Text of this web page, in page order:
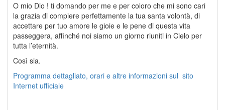
O mio Dio ! ti domando per me e per coloro che mi sono cari
la grazia di compiere perfettamente la tua santa volontà, di
accettare per tuo amore le gioie e le pene di questa vita
passeggera, affinché noi siamo un giorno riuniti in Cielo per
tutta l’eternità.
Così sia.
Programma dettagliato, orari e altre informazioni sul sito
Internet ufficiale